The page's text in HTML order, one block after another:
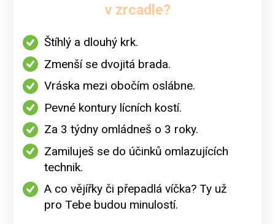
v zrcadle?
Štíhlý a dlouhý krk.
Zmenší se dvojitá brada.
Vráska mezi obočím oslábne.
Pevné kontury lícních kostí.
Za 3 týdny omládneš o 3 roky.
Zamiluješ se do účinků omlazujících
technik.
A co vějířky či přepadlá víčka? Ty už
pro Tebe budou minulostí.